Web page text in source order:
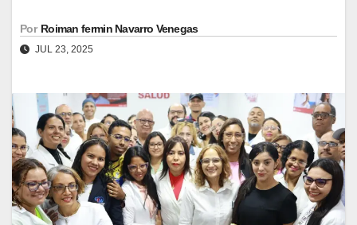
Por Roiman fermin Navarro Venegas
JUL 23, 2025